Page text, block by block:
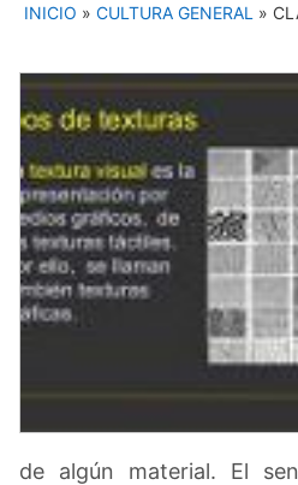
INICIO » CULTURA GENERAL »
de algún material. El